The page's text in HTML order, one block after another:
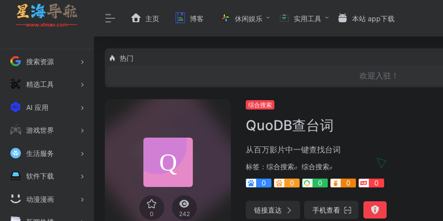
搜索资源
精选工具
AI 应用
游戏世界
生活服务
软件下载
动漫漫画
主页 博客 休闲娱乐 实用工具 本站 app下载
热门
欢迎入驻！
0 242
综合搜索
QuoDB查台词
从百万影片中一键查找台词
标签： 综合搜索
综合搜索
0
0 0 0 0
链接直达 手机查看